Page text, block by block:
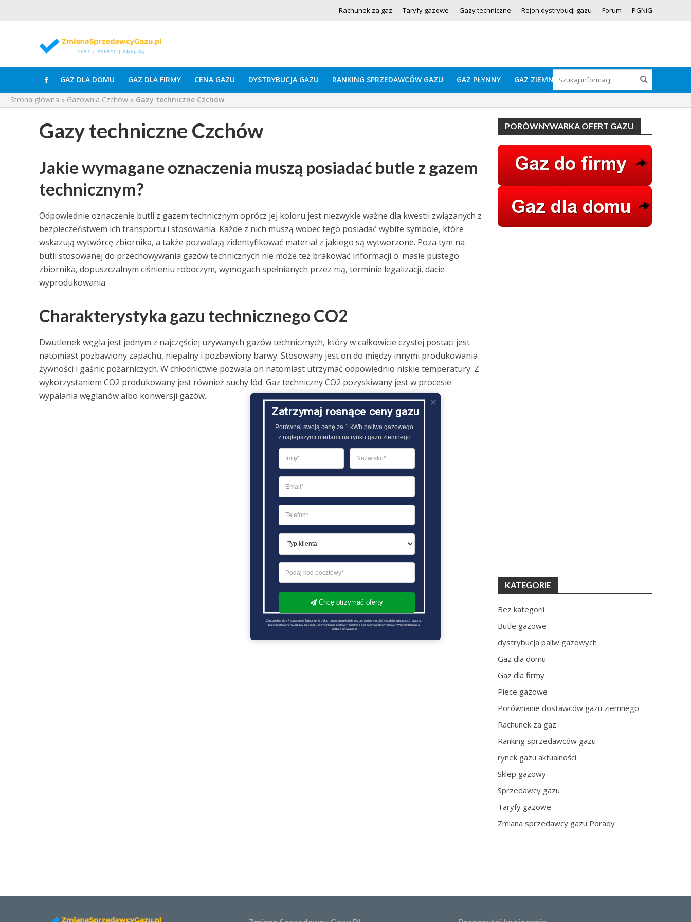
Rachunek za gaz Taryfy gazowe Gazy techniczne Rejon dystrybucji gazu Forum PGNiG
GAZ DLA DOMU GAZ DLA FIRMY CENA GAZU DYSTRYBUCJA GAZU RANKING SPRZEDAWCÓW GAZU GAZ PŁYNNY GAZ ZIEMNY
Strona główna » Gazownia Czchów » Gazy techniczne Czchów
Gazy techniczne Czchów
Jakie wymagane oznaczenia muszą posiadać butle z gazem
technicznym?
Odpowiednie oznaczenie butli z gazem technicznym oprócz jej koloru jest niezwykle ważne dla kwestii związanych z
bezpieczeństwem ich transportu i stosowania. Każde z nich muszą wobec tego posiadać wybite symbole, które
wskazują wytwórcę zbiornika, a także pozwalają zidentyfikować materiał z jakiego są wytworzone. Poza tym na
butli stosowanej do przechowywania gazów technicznych nie może też brakować informacji o: masie pustego
zbiornika, dopuszczalnym ciśnieniu roboczym, wymogach spełnianych przez nią, terminie legalizacji, dacie
wyprodukowania.
Charakterystyka gazu technicznego CO2
Dwutlenek węgla jest jednym z najczęściej używanych gazów technicznych, który w całkowicie czystej postaci jest
natomiast pozbawiony zapachu, niepalny i pozbawiony barwy. Stosowany jest on do między innymi produkowania
żywności i gaśnic pożarniczych. W chłodnictwie pozwala on natomiast utrzymać odpowiednio niskie temperatury. Z
wykorzystaniem CO2 produkowany jest również suchy lód. Gaz techniczny CO2 pozyskiwany jest w procesie
wypalania węglanów albo konwersji gazów..
PORÓWNYWARKA OFERT GAZU
KATEGORIE
Bez kategorii
Butle gazowe
dystrybucja paliw gazowych
Gaz dla domu
Gaz dla firmy
Piece gazowe
Porównanie dostawców gazu ziemnego
Rachunek za gaz
Ranking sprzedawców gazu
rynek gazu aktualności
Sklep gazowy
Sprzedawcy gazu
Taryfy gazowe
Zmiana sprzedawcy gazu Porady
Zatrzymaj rosnące ceny gazu
Porównaj swoją cenę za 1 kWh paliwa gazowego
z najlepszymi ofertami na rynku gazu ziemnego
Chcę otrzymać oferty
Zapoznałem się z Regulaminem Świadczenie Usług i go akceptuję Każdą ze zgód można wycofać wysyłając wiadomość na adres
biuro@optimalenergy.pl lub w przypadku zewnętrznego dostawcy, zgodnie z jego polityką ochrony danych. Więcej informacji w
polityce prywatności